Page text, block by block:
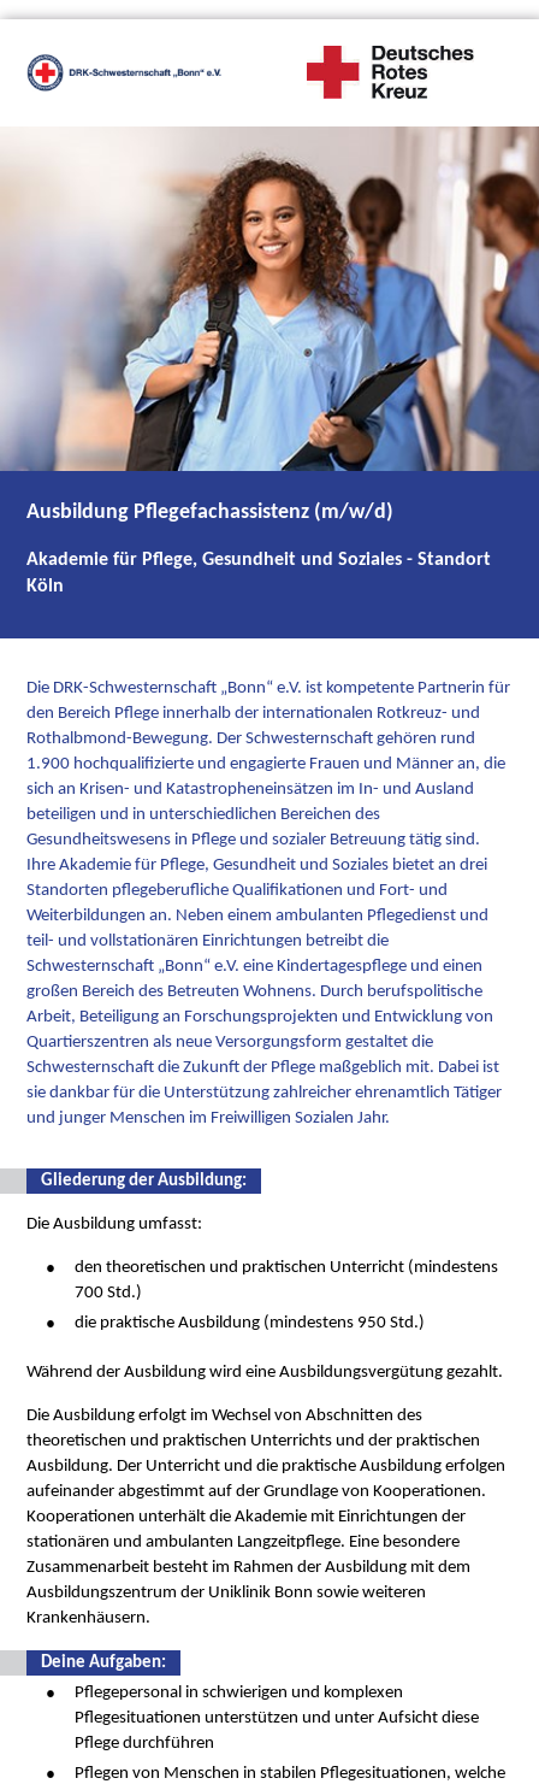
Ausbildung Pflegefachassistenz (m/w/d)
Akademie für Pflege, Gesundheit und Soziales - Standort
Köln
Die DRK-Schwesternschaft „Bonn“ e.V. ist kompetente Partnerin für
den Bereich Pflege innerhalb der internationalen Rotkreuz- und
Rothalbmond-Bewegung. Der Schwesternschaft gehören rund
1.900 hochqualifizierte und engagierte Frauen und Männer an, die
sich an Krisen- und Katastropheneinsätzen im In- und Ausland
beteiligen und in unterschiedlichen Bereichen des
Gesundheitswesens in Pflege und sozialer Betreuung tätig sind.
Ihre Akademie für Pflege, Gesundheit und Soziales bietet an drei
Standorten pflegeberufliche Qualifikationen und Fort- und
Weiterbildungen an. Neben einem ambulanten Pflegedienst und
teil- und vollstationären Einrichtungen betreibt die
Schwesternschaft „Bonn“ e.V. eine Kindertagespflege und einen
großen Bereich des Betreuten Wohnens. Durch berufspolitische
Arbeit, Beteiligung an Forschungsprojekten und Entwicklung von
Quartierszentren als neue Versorgungsform gestaltet die
Schwesternschaft die Zukunft der Pflege maßgeblich mit. Dabei ist
sie dankbar für die Unterstützung zahlreicher ehrenamtlich Tätiger
und junger Menschen im Freiwilligen Sozialen Jahr.
Gliederung der Ausbildung:
Die Ausbildung umfasst:
den theoretischen und praktischen Unterricht (mindestens
700 Std.)
die praktische Ausbildung (mindestens 950 Std.)
Während der Ausbildung wird eine Ausbildungsvergütung gezahlt.
Die Ausbildung erfolgt im Wechsel von Abschnitten des
theoretischen und praktischen Unterrichts und der praktischen
Ausbildung. Der Unterricht und die praktische Ausbildung erfolgen
aufeinander abgestimmt auf der Grundlage von Kooperationen.
Kooperationen unterhält die Akademie mit Einrichtungen der
stationären und ambulanten Langzeitpflege. Eine besondere
Zusammenarbeit besteht im Rahmen der Ausbildung mit dem
Ausbildungszentrum der Uniklinik Bonn sowie weiteren
Krankenhäusern.
Deine Aufgaben:
Pflegepersonal in schwierigen und komplexen
Pflegesituationen unterstützen und unter Aufsicht diese
Pflege durchführen
Pflegen von Menschen in stabilen Pflegesituationen, welche